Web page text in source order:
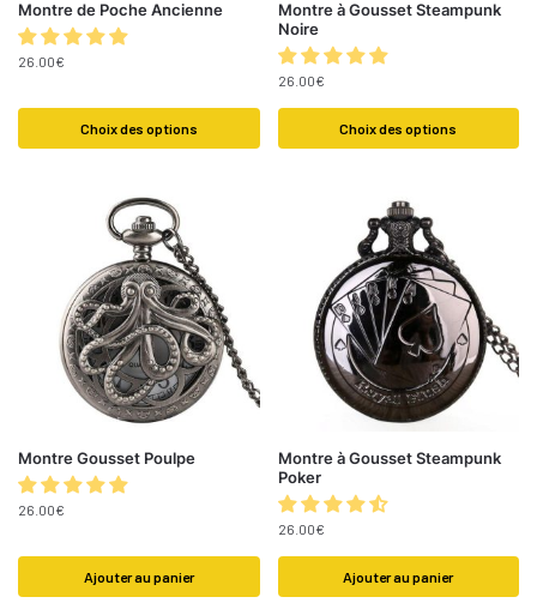
Montre de Poche Ancienne
26.00€
Choix des options
Montre à Gousset Steampunk
Noire
26.00€
Choix des options
Montre Gousset Poulpe
26.00€
Ajouter au panier
Montre à Gousset Steampunk
Poker
26.00€
Ajouter au panier